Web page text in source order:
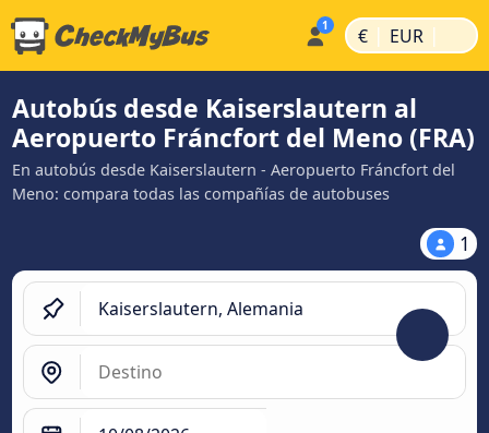
€ | EUR |
Autobús desde Kaiserslautern al
Aeropuerto Fráncfort del Meno (FRA)
En autobús desde Kaiserslautern - Aeropuerto Fráncfort del
Meno: compara todas las compañías de autobuses
1